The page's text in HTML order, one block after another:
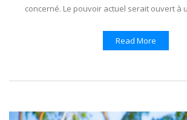
concerné. Le pouvoir actuel serait ouvert à
Read More